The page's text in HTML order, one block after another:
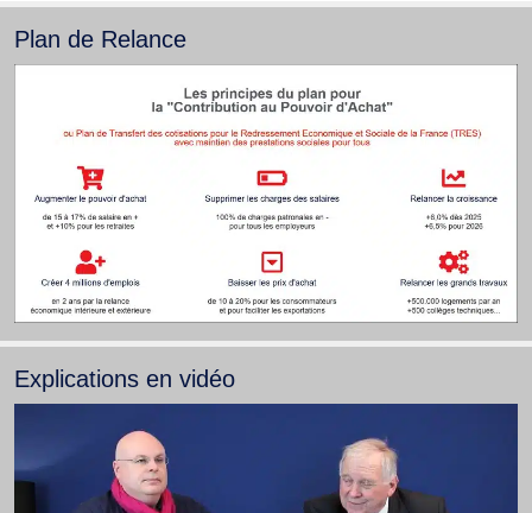
Plan de Relance
Explications en vidéo